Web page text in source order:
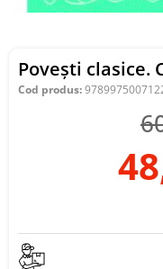
Povești clasice.
Cod produs: